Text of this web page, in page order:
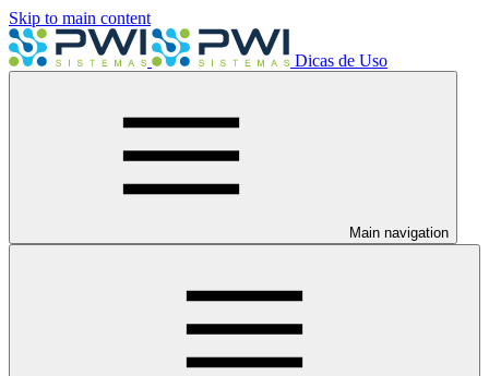
Skip to main content
Dicas de Uso
Main navigation